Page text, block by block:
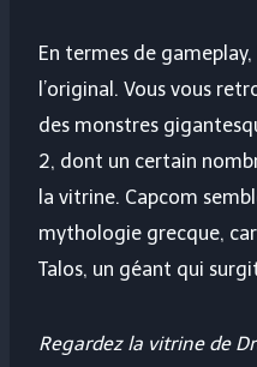
En termes de
l’original. Vous vous
des monstres
2, dont un certain
la vitrine. Capcom
mythologie grecque,
Talos, un géant qui
Regardez la vitrine de